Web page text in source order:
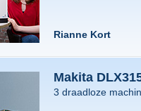
Rianne Kort
Makita
3 draadloze